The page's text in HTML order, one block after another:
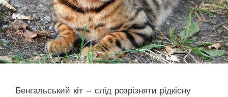
Бенгальський кіт – слід розрізняти рідкісну